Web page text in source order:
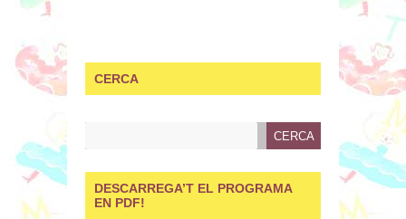
CERCA
DESCARREGA’T EL PROGRAMA
EN PDF!